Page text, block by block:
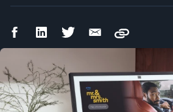
CompartirCompartirCompartirCompartir
Copy